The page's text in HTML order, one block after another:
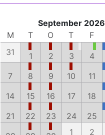
September 2026
M
T O T F
31
1 2 3 4
7
8 9 10 11
14
15 16 17 18
21
22 23 24 25
1 2